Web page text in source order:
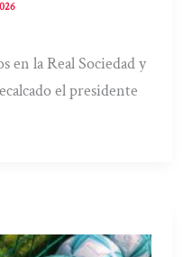
en la Real Sociedad y
el presidente